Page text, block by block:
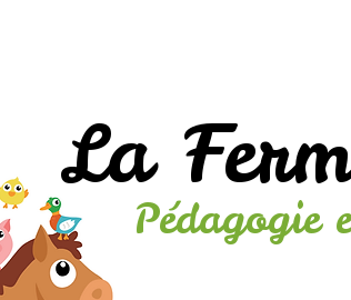
La
Pédagogie